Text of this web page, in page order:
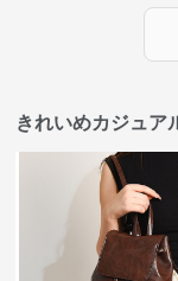
きれいめカジュア